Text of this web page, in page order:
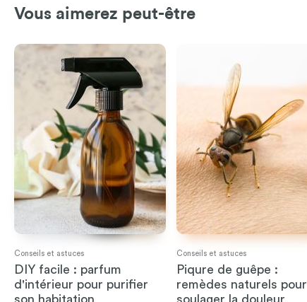
Vous aimerez peut-être
Conseils et astuces
DIY facile : parfum
d'intérieur pour purifier
son habitation
Conseils et astuces
Piqure de guêpe :
remèdes naturels pour
soulager la douleur